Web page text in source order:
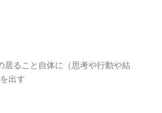
ること自体に（思考や行動や結
出す